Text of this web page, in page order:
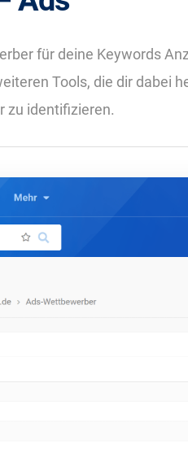
für deine Keywords
Tools, die dir dabei
zu identifizieren.